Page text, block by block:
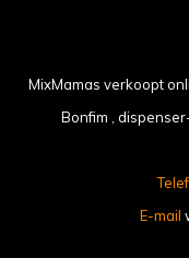
MixMamas verkoopt
Bonfim ,
E-mail